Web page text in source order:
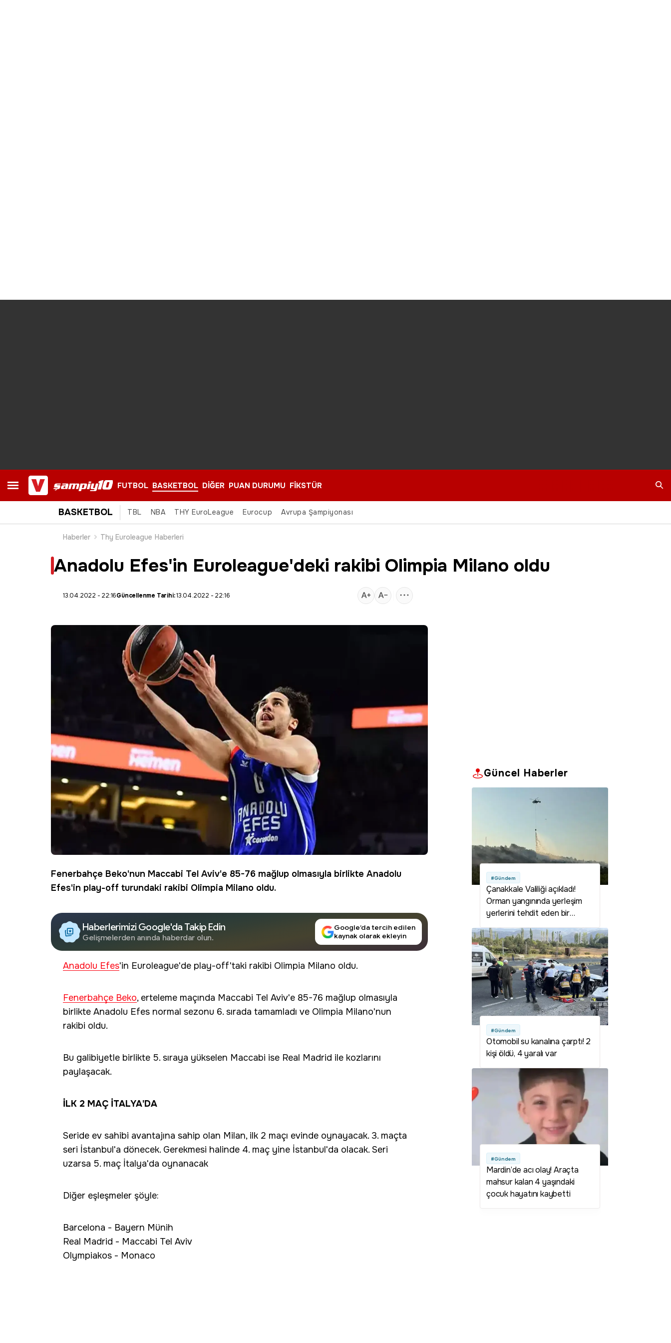
FUTBOL BASKETBOL DİĞER PUAN DURUMU FİKSTÜR
BASKETBOL TBL NBA THY EuroLeague Eurocup Avrupa Şampiyonası
Haberler Thy Euroleague Haberleri
Anadolu Efes'in Euroleague'deki rakibi Olimpia Milano oldu
13.04.2022 - 22:16Güncellenme Tarihi:13.04.2022 - 22:16
Fenerbahçe Beko'nun Maccabi Tel Aviv'e 85-76 mağlup olmasıyla birlikte Anadolu
Efes'in play-off turundaki rakibi Olimpia Milano oldu.
Haberlerimizi Google'da Takip Edin
Gelişmelerden anında haberdar olun.
Google’da tercih edilen
kaynak olarak ekleyin
Anadolu Efes'in Euroleague'de play-off'taki rakibi Olimpia Milano oldu.
Fenerbahçe Beko, erteleme maçında Maccabi Tel Aviv'e 85-76 mağlup olmasıyla
birlikte Anadolu Efes normal sezonu 6. sırada tamamladı ve Olimpia Milano'nun
rakibi oldu.
Bu galibiyetle birlikte 5. sıraya yükselen Maccabi ise Real Madrid ile kozlarını
paylaşacak.
İLK 2 MAÇ İTALYA'DA
Seride ev sahibi avantajına sahip olan Milan, ilk 2 maçı evinde oynayacak. 3. maçta
seri İstanbul'a dönecek. Gerekmesi halinde 4. maç yine İstanbul'da olacak. Seri
uzarsa 5. maç İtalya'da oynanacak
Diğer eşleşmeler şöyle:
Barcelona - Bayern Münih
Real Madrid - Maccabi Tel Aviv
Olympiakos - Monaco
Güncel Haberler
#Gündem
Çanakkale Valiliği açıkladı!
Orman yangınında yerleşim
yerlerini tehdit eden bir
#Gündem
Otomobil su kanalına çarptı! 2
kişi öldü, 4 yaralı var
#Gündem
Mardin’de acı olay! Araçta
mahsur kalan 4 yaşındaki
çocuk hayatını kaybetti